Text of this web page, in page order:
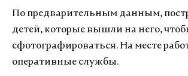
По предварительным данным,
детей, которые вышли на него,
сфотографироваться. На месте
оперативные службы.